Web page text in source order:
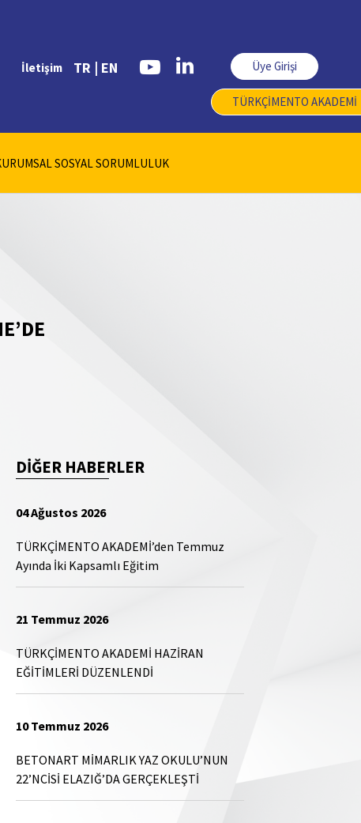
İletişim TR | EN Üye Girişi
TÜRKÇİMENTO AKADEMİ
SOSYAL SORUMLULUK
DİĞER HABERLER
04 Ağustos 2026
TÜRKÇİMENTO AKADEMİ’den Temmuz
Ayında İki Kapsamlı Eğitim
21 Temmuz 2026
TÜRKÇİMENTO AKADEMİ HAZİRAN
EĞİTİMLERİ DÜZENLENDİ
10 Temmuz 2026
BETONART MİMARLIK YAZ OKULU’NUN
22’NCİSİ ELAZIĞ’DA GERÇEKLEŞTİ